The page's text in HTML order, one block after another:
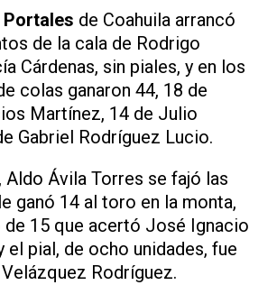
Portales de Coahuila arrancó
de la cala de Rodrigo
Cárdenas, sin piales, y en los
colas ganaron 44, 18 de
Martínez, 14 de Julio
Gabriel Rodríguez Lucio.
Aldo Ávila Torres se fajó las
ganó 14 al toro en la monta,
15 que acertó José Ignacio
el pial, de ocho unidades, fue
Rodríguez.